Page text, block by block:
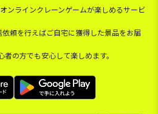
ンラインクレーンゲームが楽しめるサービ
頼を行えばご自宅に獲得した景品をお届
の方でも安心して楽しめます。